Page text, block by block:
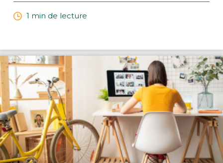
1 min de lecture